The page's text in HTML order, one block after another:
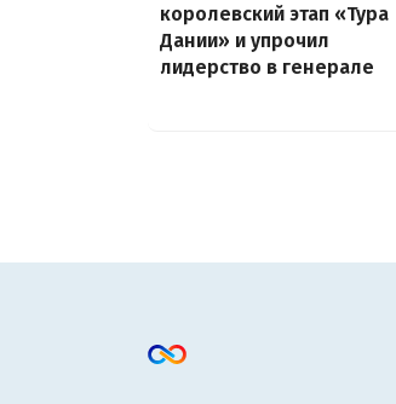
королевский этап «Тура
Дании» и упрочил
лидерство в генерале